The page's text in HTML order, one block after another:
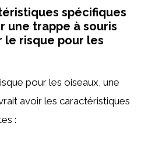
spécifiques
une trappe à souris
le risque pour les
pour les oiseaux, une
avoir les caractéristiques
: